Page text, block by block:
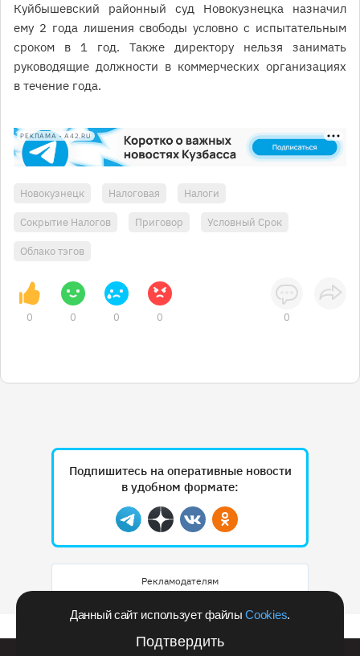
Данный сайт использует файлыCookies.
Подтвердить
Куйбышевский районный суд Новокузнецка назначил
ему 2 года лишения свободы условно с испытательным
сроком в 1 год. Также директору нельзя занимать
руководящие должности в коммерческих организациях
в течение года.
РЕКЛАМА • A42.RU
Новокузнецк Налоговая Налоги
Сокрытие Налогов Приговор Условный Срок
Облако тэгов
0 0 0 0 0
Подпишитесь на оперативные новости
в удобном формате:
Telegram
ДзенВконтактеОдноклассники
Рекламодателям
Билайн запустил в Кемеровской области акцию с